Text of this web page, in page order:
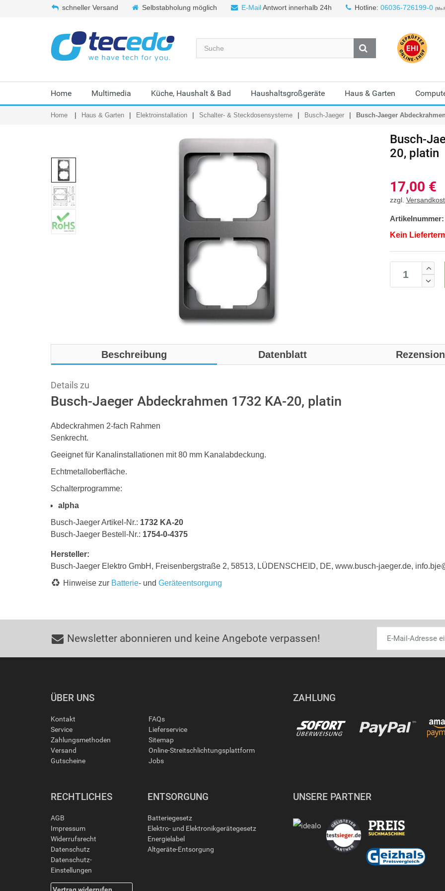
schneller Versand Selbstabholung möglich E-MailAntwort innerhalb 24h Hotline: 06036-726199-0 (Mo-
Home Multimedia Küche, Haushalt & Bad Haushaltsgroßgeräte Haus & Garten
Home Haus & Garten Elektroinstallation Schalter- & Steckdosensysteme Busch-Jaeger Busch-Jaeger
Busch-
20, platin
17,00 €
zzgl.
Artikelnummer:
Kein
Beschreibung Datenblatt
Details zu
Busch-Jaeger Abdeckrahmen 1732 KA-20, platin
Abdeckrahmen 2-fach Rahmen
Senkrecht.
Geeignet für Kanalinstallationen mit 80 mm Kanalabdeckung.
Echtmetalloberfläche.
Schalterprogramme:
alpha
Busch-Jaeger Artikel-Nr.: 1732 KA-20
Busch-Jaeger Bestell-Nr.: 1754-0-4375
Hersteller:
Busch-Jaeger Elektro GmbH, Freisenbergstraße 2, 58513, LÜDENSCHEID, DE, www.busch-jaeger.de,
Hinweise zur Batterie- und Geräteentsorgung
Newsletter abonnieren und keine Angebote verpassen!
ÜBER UNS
Kontakt
Service
Zahlungsmethoden
Versand
Gutscheine
FAQs
Lieferservice
Sitemap
Online-Streitschlichtungsplattform
Jobs
ZAHLUNG
RECHTLICHES
AGB
Impressum
Widerrufsrecht
Datenschutz
Datenschutz-
Einstellungen
Vertrag widerrufen
ENTSORGUNG
Batteriegesetz
Elektro- und Elektronikgerätegesetz
Energielabel
Altgeräte-Entsorgung
UNSERE PARTNER